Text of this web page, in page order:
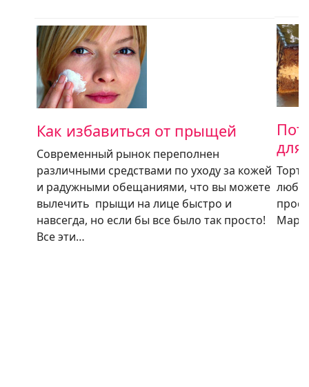
Как избавиться от прыщей
Современный рынок переполнен
различными средствами по уходу за кожей
и радужными обещаниями, что вы можете
вылечить прыщи на лице быстро и
навсегда, но если бы все было так просто!
Все эти…
для
Торт